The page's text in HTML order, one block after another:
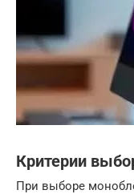
Критерии
При выборе